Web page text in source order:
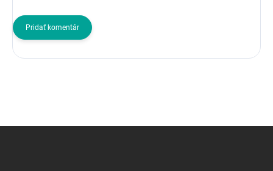
Pridať komentár